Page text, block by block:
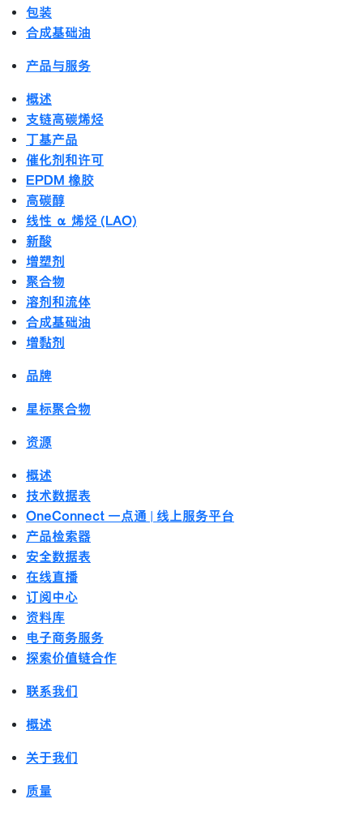
包装
合成基础油
产品与服务
概述
支链高碳烯烃
丁基产品
催化剂和许可
EPDM 橡胶
高碳醇
线性 α 烯烃 (LAO)
新酸
增塑剂
聚合物
溶剂和流体
合成基础油
增黏剂
品牌
星标聚合物
资源
概述
技术数据表
OneConnect 一点通 | 线上服务平台
产品检索器
安全数据表
在线直播
订阅中心
资料库
电子商务服务
探索价值链合作
联系我们
概述
关于我们
质量